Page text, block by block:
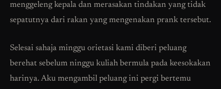
menggeleng kepala dan merasakan tindakan yang tidak
sepatutnya dari rakan yang mengenakan prank tersebut.
Selesai sahaja minggu orietasi kami diberi peluang
berehat sebelum ninggu kuliah bermula pada keesokakan
harinya. Aku mengambil peluang ini pergi bertemu